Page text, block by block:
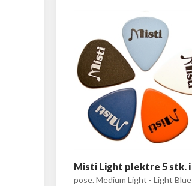
Misti Light plektre 5 stk. i
pose. Medium Light - Light Blue